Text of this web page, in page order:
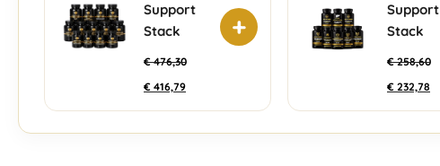
Support
Stack
€476,30
€ 416,79
+
Support
Stack
€258,60
€ 232,78